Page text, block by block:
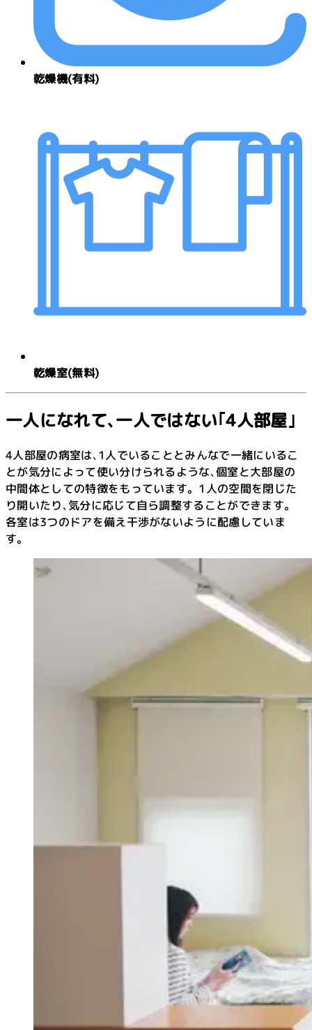
乾燥機(有料)
乾燥室(無料)
一人になれて､一人ではない｢4人部屋｣
4人部屋の病室は､1人でいることとみんなで一緒にいるこ
とが気分によって使い分けられるような､個室と大部屋の
中間体としての特徴をもっています。1人の空間を閉じた
り開いたり､気分に応じて自ら調整することができます。
各室は3つのドアを備え干渉がないように配慮していま
す。